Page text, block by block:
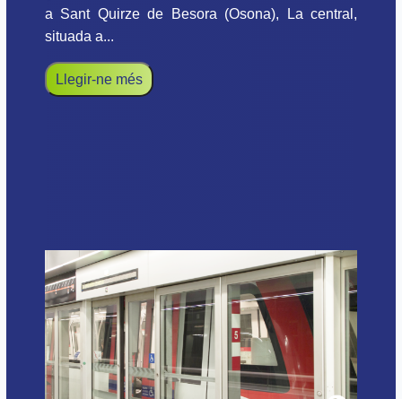
a Sant Quirze de Besora (Osona), La central,
situada a...
Llegir-ne més